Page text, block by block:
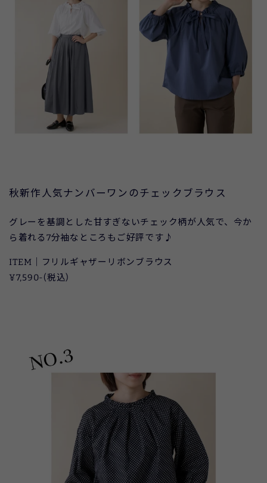
秋新作人気ナンバーワンのチェックブラウス
グレーを基調とした甘すぎないチェック柄が人気で、今か
ら着れる7分袖なところもご好評です♪
ITEM｜フリルギャザーリボンブラウス
¥7,590-(税込)